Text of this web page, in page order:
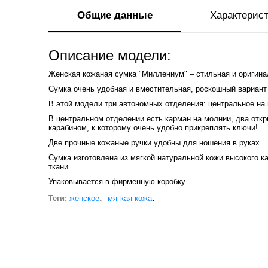
Общие данные
Описание модели:
Женская кожаная сумка "Миллениум" – стильная и
Сумка очень удобная и вместительная, роскошный
В этой модели три автономных отделения: центральное
В центральном отделении есть карман на молнии, два
карабином, к которому очень удобно прикреплять ключи!
Две прочные кожаные ручки удобны для ношения в руках.
Сумка изготовлена из мягкой натуральной кожи высокого
ткани.
Упаковывается в фирменную коробку.
Теги: женское, мягкая кожа.